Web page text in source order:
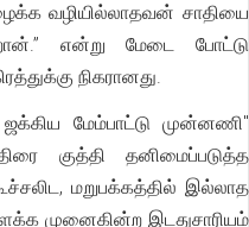
வழியில்லாதவன் சாதியை
என்று மேடை போட்டு
நிகரானது.
மேம்பாட்டு முன்னணி"
குத்தி தனிமைப்படுத்த
மறுபக்கத்தில் இல்லாத
முனைகின்ற இடதுசாரியம்